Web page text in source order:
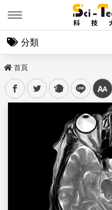
分類
首頁
facebooktwitter plurk line 中